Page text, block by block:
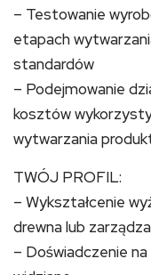
– Testowanie
etapach
standardów
– Podejmowanie
kosztów
wytwarzania
TWÓJ PROFIL:
– Wykształcenie
drewna lub
– Doświadczenie